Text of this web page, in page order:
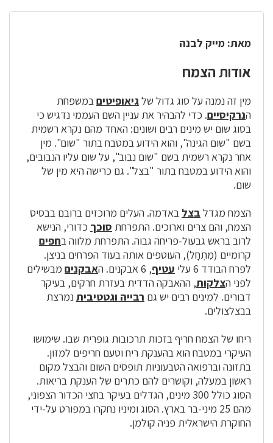
מאת: מייק לבנה
אודות הצמח
מין זה נמנה על סוג גדול שלגיאופיטיםבמשפחת
הנרקיסיים. כדי להבהיר את עניין השם העממי נדגיש כי
בסוג שום יש מינים רבים ושונים: האחד מהם נקרא רשמית
בשם "שום הגינה", והוא הידוע במטבח בתור "שום". מין
אחר נקרא רשמית בשם "שום נבוב", על שום עליו הנבובים,
והוא הידוע במטבח בתור "בצל". גם כרישה היא מין של
שום.
הצמח מגדל בצל באדמה. העלים מרוכזים ברובם בבסיס
הצמח, והם צרים וארוכים. התפרחת סוכך כדורי, הנישא
לרוב בראש גבעול-פריחה גבוה. התפרחת מלווה בחפים
קרומיים (מִתְחָל), העוטפים אותה בעוד הפרחים בניצן.
לפרח הבודד 6 עלי
עטיף, 6 אבקנים. ה אבקנים מבשילים
לפני הצלקות, ההאבקה הדדית בעזרת חרקים, בעיקר
דבורים. למינים רבים יש גם רבייה וגטטיבית נמרצת
בבצלצולים.
ריחו של הצמח חריף בזכות תרכובות גופרית שבו. שימושו
העיקרי במטבח הוא בהענקת ריח וטעם חריפים למזון.
בתזונה וברפואה הטבעוניות תופסים השום והבצל מקום
ראשון במעלה, וקושרים להם כתרים של הענקת בריאות.
הסוג כולל 300 מינים, הגדלים בעיקר בחצי הכדור הצפוני,
מהם 25 מיני-בר בארץ. הסוג ומיניו נחקרו במפורט על-ידי
החוקרת הישראלית פניה קולמן.